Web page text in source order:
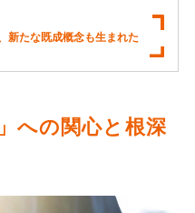
新たな既成概念も生まれた
への関心と根深